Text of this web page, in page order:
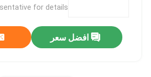
for details.
افضل سعر